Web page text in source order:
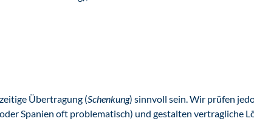
Übertragung (Schenkung) sinnvoll sein. Wir prüfen
Spanien oft problematisch) und gestalten vertragliche